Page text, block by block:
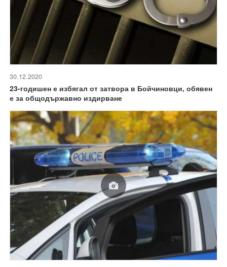
30.12.2020
23-годишен е избягал от затвора в Бойчиновци, обявен
е за общодържавно издирване